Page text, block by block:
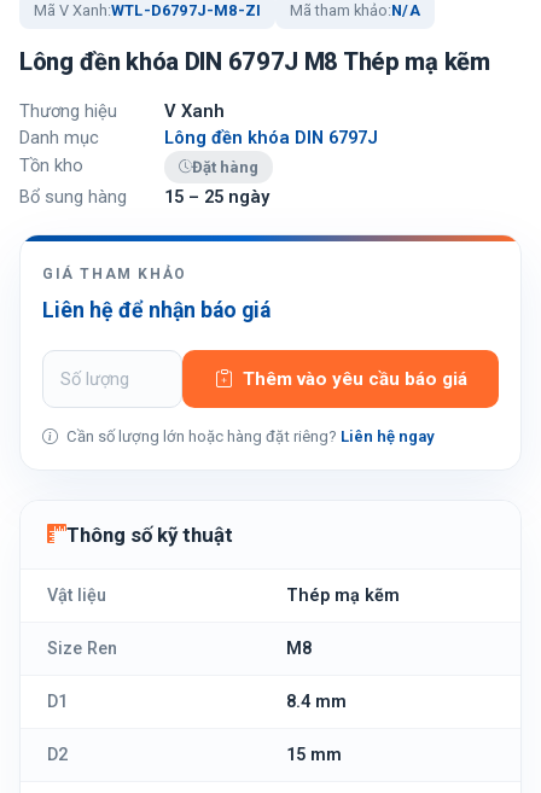
Mã V Xanh:WTL-D6797J-M8-ZI Mã tham khảo:N/A
Lông đền khóa DIN 6797J M8 Thép mạ kẽm
Thương hiệu
V Xanh
Danh mục
Lông đền khóa DIN 6797J
Tồn kho
Đặt hàng
Bổ sung hàng 15 – 25 ngày
GIÁ THAM KHẢO
Liên hệ để nhận báo giá
Thêm vào yêu cầu báo giá
Cần số lượng lớn hoặc hàng đặt riêng? Liên hệ ngay
Thông số kỹ thuật
Vật liệu Thép mạ kẽm
Size Ren M8
D1 8.4 mm
D2 15 mm